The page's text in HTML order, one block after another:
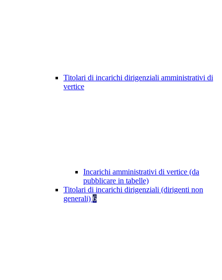
Titolari di incarichi dirigenziali amministrativi di
vertice
Incarichi amministrativi di vertice (da
pubblicare in tabelle)
Titolari di incarichi dirigenziali (dirigenti non
generali) 6